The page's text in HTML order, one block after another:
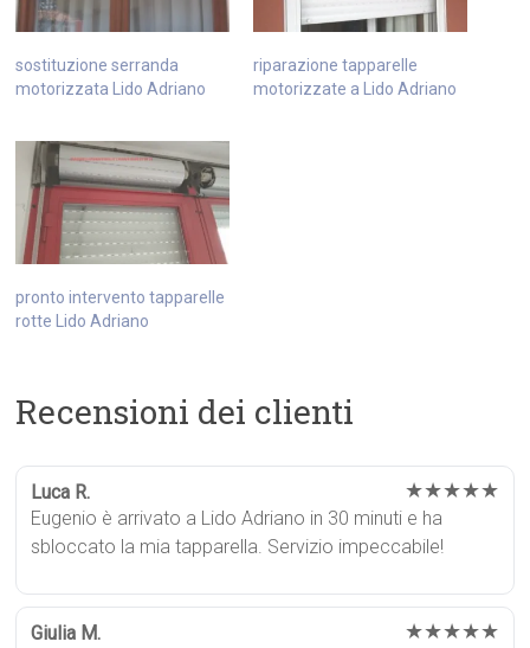
sostituzione serranda
motorizzata Lido Adriano
riparazione tapparelle
motorizzate a Lido Adriano
pronto intervento tapparelle
rotte Lido Adriano
Recensioni dei clienti
Luca R. ★★★★★
Eugenio è arrivato a Lido Adriano in 30 minuti e ha
sbloccato la mia tapparella. Servizio impeccabile!
Giulia M. ★★★★★